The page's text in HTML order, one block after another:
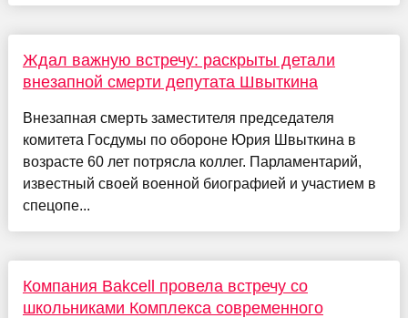
Ждал важную встречу: раскрыты детали
внезапной смерти депутата Швыткина
Внезапная смерть заместителя председателя
комитета Госдумы по обороне Юрия Швыткина в
возрасте 60 лет потрясла коллег. Парламентарий,
известный своей военной биографией и участием в
спецопе...
Компания Bakcell провела встречу со
школьниками Комплекса современного